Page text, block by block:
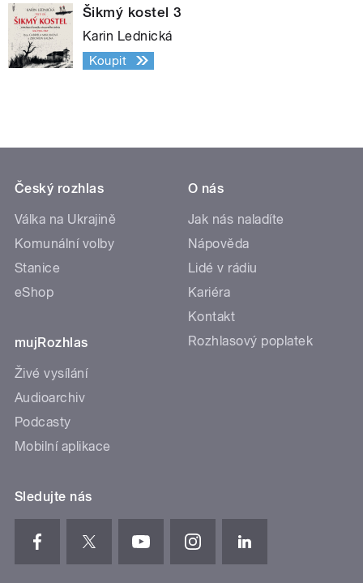
Šikmý kostel 3
Karin Lednická
Koupit
Český rozhlas
Válka na Ukrajině
Komunální volby
Stanice
eShop
mujRozhlas
Živé vysílání
Audioarchiv
Podcasty
Mobilní aplikace
O nás
Jak nás naladíte
Nápověda
Lidé v rádiu
Kariéra
Kontakt
Rozhlasový poplatek
Sledujte nás